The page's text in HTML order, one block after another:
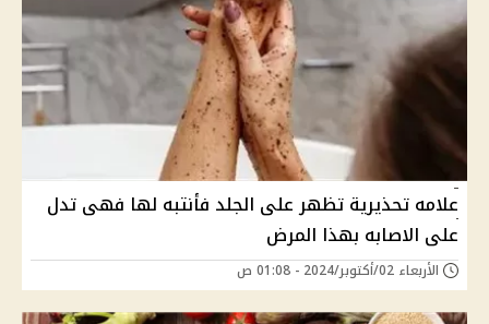
علامه تحذيرية تظهر على الجلد فأنتبه لها فهى تدل
على الاصابه بهذا المرض
الأربعاء 02/أكتوبر/2024 - 01:08 ص